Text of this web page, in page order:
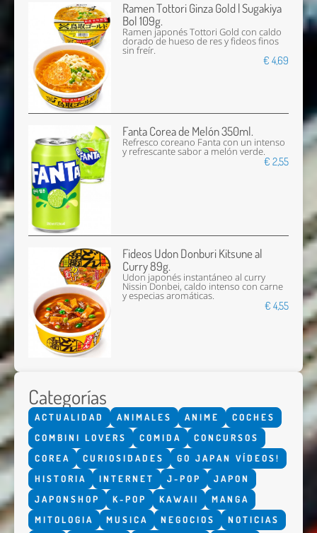
Ramen Tottori Ginza Gold | Sugakiya
Bol 109g.
Ramen japonés Tottori Gold con caldo
dorado de hueso de res y fideos finos
sin freír.
€ 4,69
Fanta Corea de Melón 350ml.
Refresco coreano Fanta con un intenso
y refrescante sabor a melón verde.
€ 2,55
Fideos Udon Donburi Kitsune al
Curry 89g.
Udon japonés instantáneo al curry
Nissin Donbei, caldo intenso con carne
y especias aromáticas.
€ 4,55
Categorías
ACTUALIDAD ANIMALES ANIME
COCHES
COMBINI LOVERS
COMIDA
CONCURSOS
COREA
CURIOSIDADES
GO JAPAN VÍDEOS!
HISTORIA
INTERNET J-POP
JAPON
JAPONSHOP
K-POP KAWAII
MANGA
MITOLOGIA
MUSICA NEGOCIOS NOTICIAS